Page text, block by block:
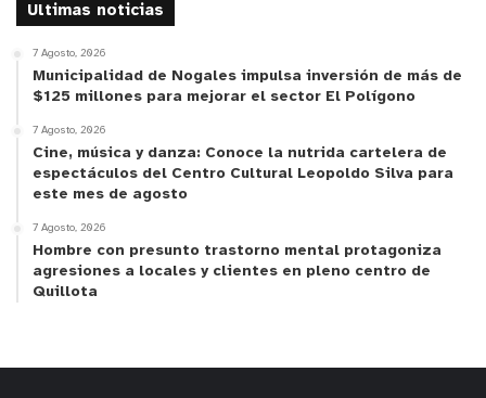
Ultimas noticias
7 Agosto, 2026
Municipalidad de Nogales impulsa inversión de más de
$125 millones para mejorar el sector El Polígono
7 Agosto, 2026
Cine, música y danza: Conoce la nutrida cartelera de
espectáculos del Centro Cultural Leopoldo Silva para
este mes de agosto
7 Agosto, 2026
Hombre con presunto trastorno mental protagoniza
agresiones a locales y clientes en pleno centro de
Quillota